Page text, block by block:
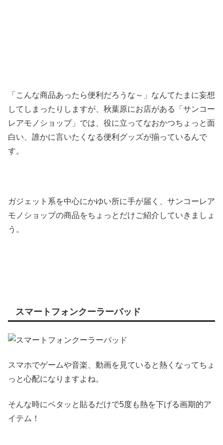
「こんな商品あったら便利だろうな～」なんてたまに妄想
してしまったりしますが、秋葉原にお店がある「サンコー
レアモノショップ」では、役に立ってなおかつちょっと面
白い、誰かに言いたくなる便利グッズが揃っているんで
す。
ガジェット系を中心にかゆい所に手が届く、サンコーレア
モノショップの商品をちょっとだけご紹介していきましょ
う。
スマートフォンクーラーパッド
スマホでゲームや音楽、動画を見ていると熱くなってちょ
っと心配になりますよね。
そんな時にペタッと貼るだけで5度も熱を下げる画期的ア
イテム！